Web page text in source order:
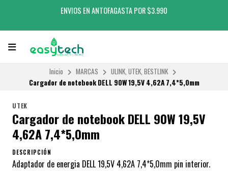
ENVIOS EN ANTOFAGASTA POR $3.990
Inicio MARCAS
ULINK, UTEK, BESTLINK
Cargador de notebook DELL 90W 19,5V 4,62A 7,4*5,0mm
UTEK
Cargador de notebook DELL 90W 19,5V
4,62A 7,4*5,0mm
DESCRIPCIÓN
Adaptador de energia DELL 19,5V 4,62A 7,4*5,0mm pin interior.